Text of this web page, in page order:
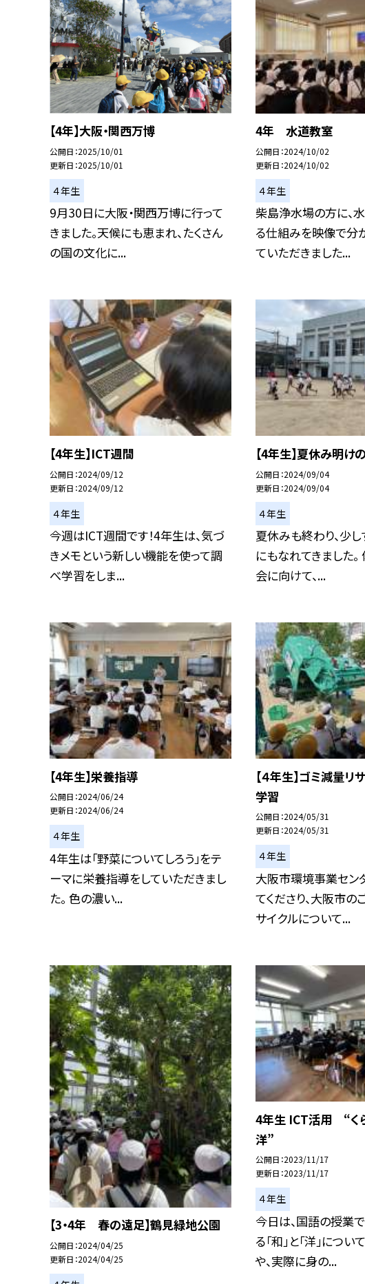
【4年】大阪・関西万博
公開日 2025/10/01
更新日 2025/10/01
４年生
9月30日に大阪・関西万博に行って
きました。天候にも恵まれ、たくさん
の国の文化に...
4年 水道教室
公開日 2024/10/02
更新日 2024/10/02
４年生
柴島浄水場の方に、
る仕組みを映像で分
ていただきました...
【4年生】ICT週間
公開日 2024/09/12
更新日 2024/09/12
４年生
今週はICT週間です！4年生は、気づ
きメモという新しい機能を使って調
べ学習をしま...
【4年生】夏休み明け
公開日 2024/09/04
更新日 2024/09/04
４年生
夏休みも終わり、少
にもなれてきました
会に向けて、...
【4年生】栄養指導
公開日 2024/06/24
更新日 2024/06/24
４年生
4年生は「野菜についてしろう」をテ
ーマに栄養指導をしていただきまし
た。 色の濃い...
【４年生】ゴミ減量
学習
公開日 2024/05/31
更新日 2024/05/31
４年生
大阪市環境事業セン
てくださり、大阪市の
サイクルについて...
【3・4年 春の遠足】鶴見緑地公園
公開日 2024/04/25
更新日 2024/04/25
4年生 ICT活用 “く
洋”
公開日 2023/11/17
更新日 2023/11/17
４年生
今日は、国語の授業
る「和」と「洋」につ
や、実際に身の...